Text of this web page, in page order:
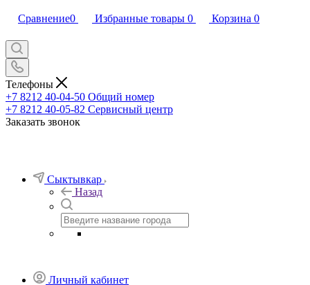
Сравнение0 Избранные товары 0 Корзина 0
Телефоны
+7 8212 40-04-50 Общий номер
+7 8212 40-05-82 Сервисный центр
Заказать звонок
Сыктывкар
Назад
Личный кабинет